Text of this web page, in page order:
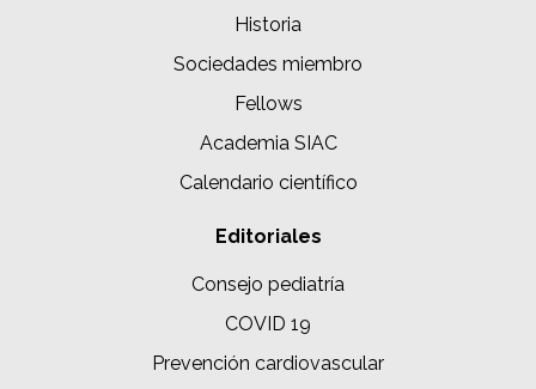
Historia
Sociedades miembro
Fellows
Academia SIAC
Calendario científico
Editoriales
Consejo pediatría
COVID 19
Prevención cardiovascular